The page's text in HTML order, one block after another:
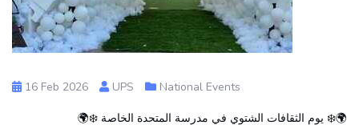
16 Feb 2026 UPS National Events
🌍❄️ يوم الثقافات الشتوي في مدرسة المتحدة الخاصة ❄️🌍